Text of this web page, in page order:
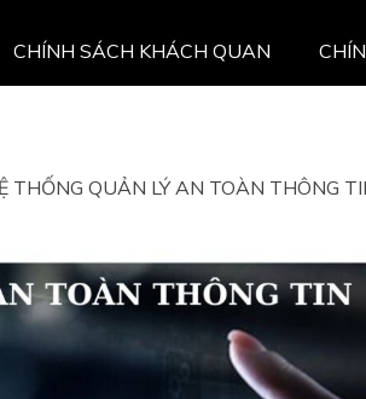
CHÍNH SÁCH KHÁCH QUAN
THỐNG QUẢN LÝ AN TOÀN THÔNG